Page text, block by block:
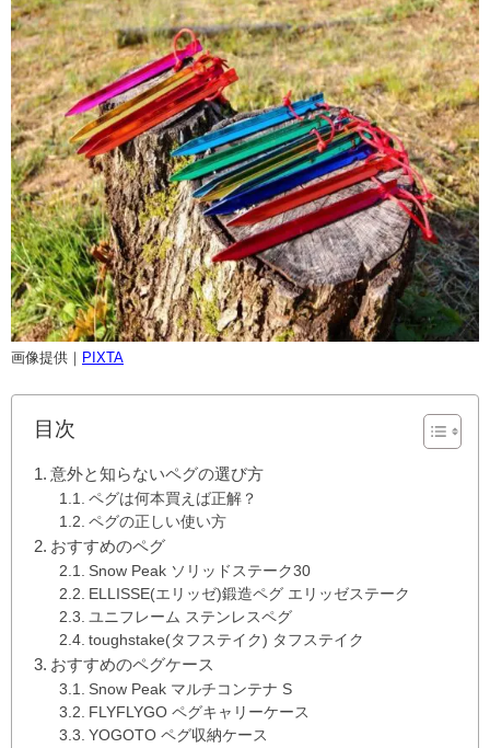
画像提供｜ PIXTA
目次
意外と知らないペグの選び方
ペグは何本買えば正解？
ペグの正しい使い方
おすすめのペグ
Snow Peak ソリッドステーク30
ELLISSE(エリッゼ)鍛造ペグ エリッゼステーク
ユニフレーム ステンレスペグ
toughstake(タフステイク) タフステイク
おすすめのペグケース
Snow Peak マルチコンテナ S
FLYFLYGO ペグキャリーケース
YOGOTO ペグ収納ケース